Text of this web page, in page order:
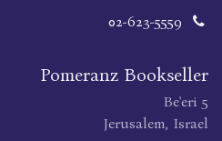
02-623-5559
Pomeranz Bookseller
Be'eri 5
Jerusalem, Israel